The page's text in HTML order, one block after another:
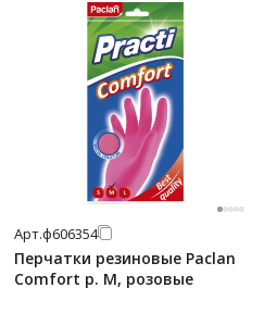
Арт.ф606354
Перчатки резиновые Paclan
Comfort р. M, розовые